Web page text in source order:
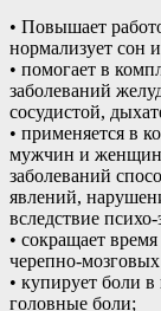
• Повышает
нормализует сон
• помогает в
заболеваний
сосудистой,
• применяется в
мужчин и женщин;
заболеваний
явлений,
вследствие
• сокращает
черепно-
• купирует боли
головные боли;